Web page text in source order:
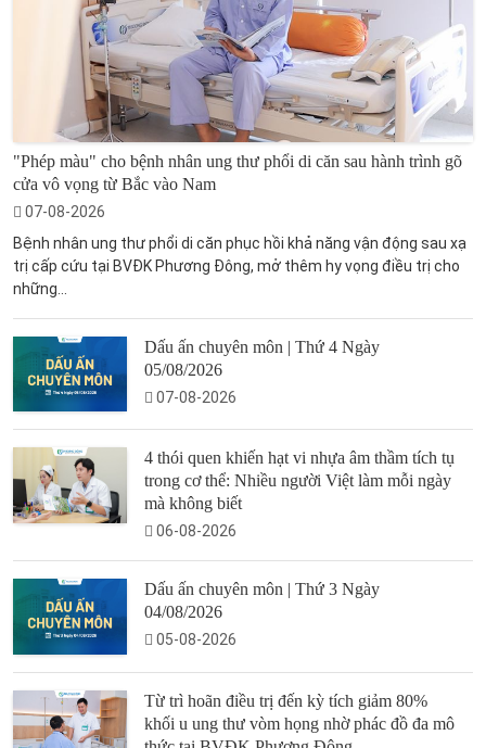
"Phép màu" cho bệnh nhân ung thư phổi di căn sau hành trình gõ
cửa vô vọng từ Bắc vào Nam
07-08-2026
Bệnh nhân ung thư phổi di căn phục hồi khả năng vận động sau xạ
trị cấp cứu tại BVĐK Phương Đông, mở thêm hy vọng điều trị cho
những...
Dấu ấn chuyên môn | Thứ 4 Ngày
05/08/2026
07-08-2026
4 thói quen khiến hạt vi nhựa âm thầm tích tụ
trong cơ thể: Nhiều người Việt làm mỗi ngày
mà không biết
06-08-2026
Dấu ấn chuyên môn | Thứ 3 Ngày
04/08/2026
05-08-2026
Từ trì hoãn điều trị đến kỳ tích giảm 80%
khối u ung thư vòm họng nhờ phác đồ đa mô